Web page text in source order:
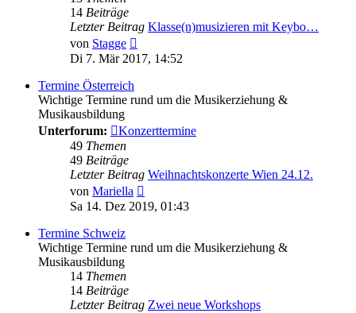
14 Beiträge
Letzter Beitrag Klasse(n)musizieren mit Keybo…
von Stagge
Beitrag
Di 7. Mär 2017, 14:52
Termine Österreich
Wichtige Termine rund um die Musikerziehung &
Musikausbildung
Unterforum:
Konzerttermine
49 Themen
49 Beiträge
Letzter Beitrag Weihnachtskonzerte Wien 24.12.
von Mariella
Beitrag
Sa 14. Dez 2019, 01:43
Termine Schweiz
Wichtige Termine rund um die Musikerziehung &
Musikausbildung
14 Themen
14 Beiträge
Letzter Beitrag Zwei neue Workshops